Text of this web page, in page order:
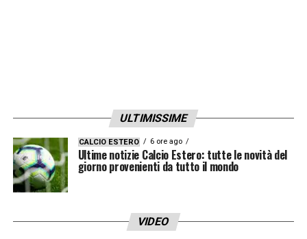
ULTIMISSIME
CALCIO ESTERO 6 ore ago
Ultime notizie Calcio Estero: tutte le novità del
giorno provenienti da tutto il mondo
VIDEO